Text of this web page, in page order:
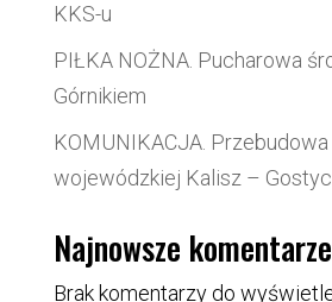
KKS-u
PIŁKA NOŻNA. Pucharowa
Górnikiem
KOMUNIKACJA.
wojewódzkiej Kalisz –
Najnowsze komentarze
Brak komentarzy do